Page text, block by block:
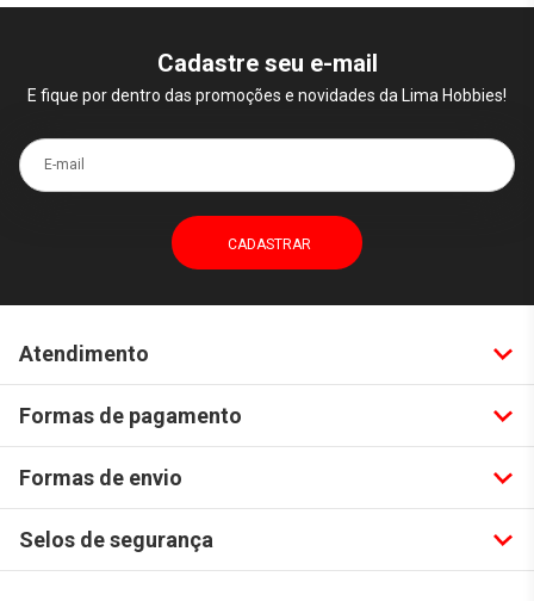
Cadastre seu e-mail
E fique por dentro das promoções e novidades da Lima Hobbies!
E-mail
Atendimento
Formas de pagamento
Formas de envio
Selos de segurança